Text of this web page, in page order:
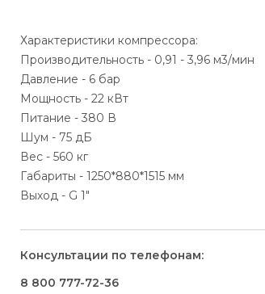
Характеристики компрессора:
Производительность - 0,91 - 3,96 м3/мин
Давление - 6 бар
Мощность - 22 кВт
Питание - 380 В
Шум - 75 дБ
Вес - 560 кг
Габариты - 1250*880*1515 мм
Выход - G 1"
Консультации по телефонам:
8 800 777-72-36